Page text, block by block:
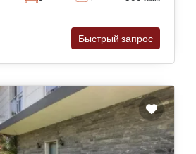
Быстрый запрос